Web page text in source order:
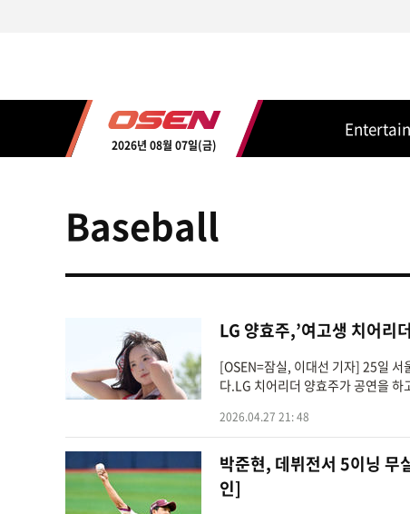
2026년 08월 07일(금)
Baseball
LG 양효주,’여고생 치어리
[OSEN=잠실, 이대선 기자] 25일 서
다.LG 치어리더 양효주가 공연을
2026.04.27 21: 48
박준현, 데뷔전서 5이닝
인]